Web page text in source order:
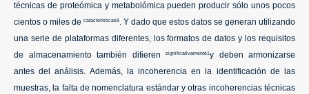
técnicas de proteómica y metabolómica pueden producir sólo unos pocos
cientos o miles de características8. Y dado que estos datos se generan utilizando
una serie de plataformas diferentes, los formatos de datos y los requisitos
de almacenamiento también difieren
significativamente1y deben armonizarse
antes del análisis. Además, la incoherencia en la identificación de las
muestras, la falta de nomenclatura estándar y otras incoherencias técnicas